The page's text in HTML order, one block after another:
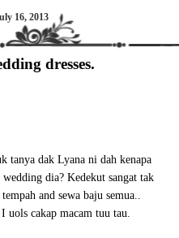
16, 2013
dresses.
tanya dak Lyana ni dah kenapa
dia? Kedekut sangat tak
and sewa baju semua..
cakap macam tuu tau.